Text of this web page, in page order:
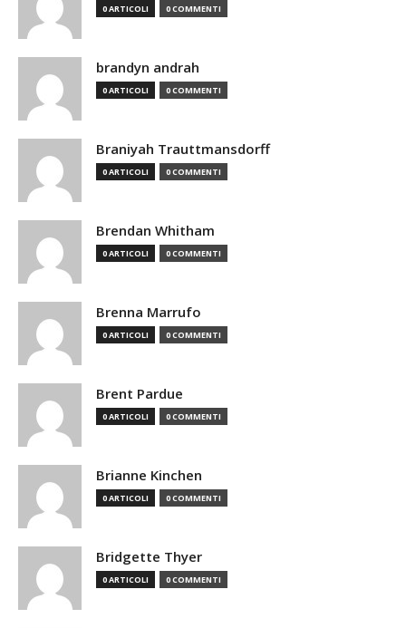
0 ARTICOLI 0 COMMENTI
brandyn andrah
0 ARTICOLI 0 COMMENTI
Braniyah Trauttmansdorff
0 ARTICOLI 0 COMMENTI
Brendan Whitham
0 ARTICOLI 0 COMMENTI
Brenna Marrufo
0 ARTICOLI 0 COMMENTI
Brent Pardue
0 ARTICOLI 0 COMMENTI
Brianne Kinchen
0 ARTICOLI 0 COMMENTI
Bridgette Thyer
0 ARTICOLI 0 COMMENTI